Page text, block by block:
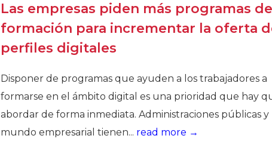
Las empresas piden más programas de
formación para incrementar la oferta
perfiles digitales
Disponer de programas que ayuden a los trabajadores a
formarse en el ámbito digital es una prioridad que hay
abordar de forma inmediata. Administraciones públicas y
mundo empresarial tienen... read more →